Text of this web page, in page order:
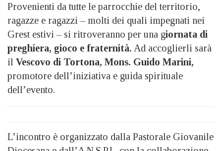
Provenienti da tutte le parrocchie del territorio,
ragazze e ragazzi – molti dei quali impegnati nei
Grest estivi – si ritroveranno per una giornata di
preghiera, gioco e fraternità. Ad accoglierli sarà
il Vescovo di Tortona, Mons. Guido Marini,
promotore dell’iniziativa e guida spirituale
dell’evento.
L’incontro è organizzato dalla Pastorale Giovanile